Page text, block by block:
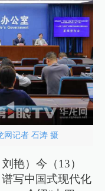
网记者 石涛 摄
艳）今（13）
谱写中国式现代化